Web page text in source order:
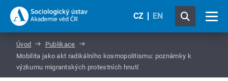
CZ EN
Úvod
Publikace
Mobilita jako akt radikálního kosmopolitismu: poznámky k
výzkumu migrantských protestních hnutí